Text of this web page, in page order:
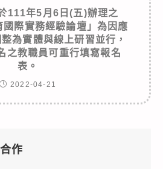
111年5月6日(五)辦理之
國際實務經驗論壇」為因應
為實體與線上研習並行，
之教職員可重行填寫報名
表。
2022-04-21
作